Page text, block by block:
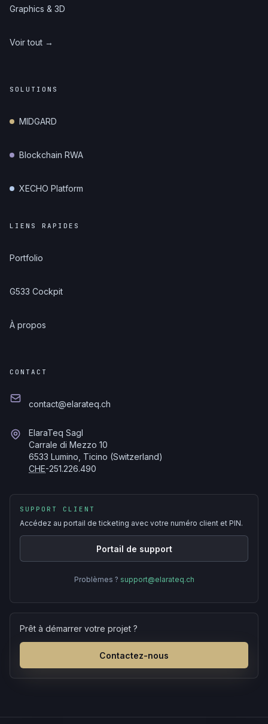
Graphics & 3D
Voir tout →
SOLUTIONS
MIDGARD
Blockchain RWA
XECHO Platform
LIENS RAPIDES
Portfolio
G533 Cockpit
À propos
CONTACT
contact@elarateq.ch
ElaraTeq Sagl
Carrale di Mezzo 10
6533 Lumino, Ticino (Switzerland)
CHE-251.226.490
SUPPORT CLIENT
Accédez au portail de ticketing avec votre numéro client et PIN.
Portail de support
Problèmes ? support@elarateq.ch
Prêt à démarrer votre projet ?
Contactez-nous